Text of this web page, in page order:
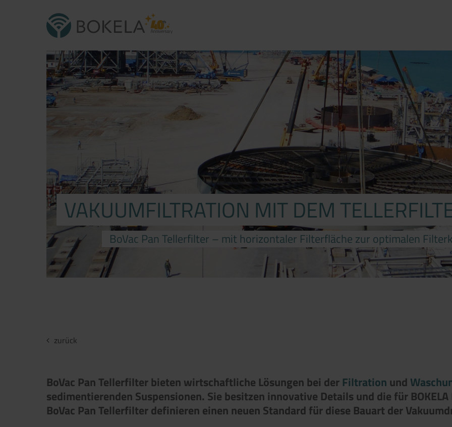
VAKUUMFILTRATION MIT DEM
BoVac Pan Tellerfilter – mit horizontaler Filterfläche zur optimalen
zurück
BoVac Pan Tellerfilter bieten wirtschaftliche Lösungen bei der Filtration und
sedimentierenden Suspensionen. Sie besitzen innovative Details und die für
BoVac Pan Tellerfilter definieren einen neuen Standard für diese Bauart der